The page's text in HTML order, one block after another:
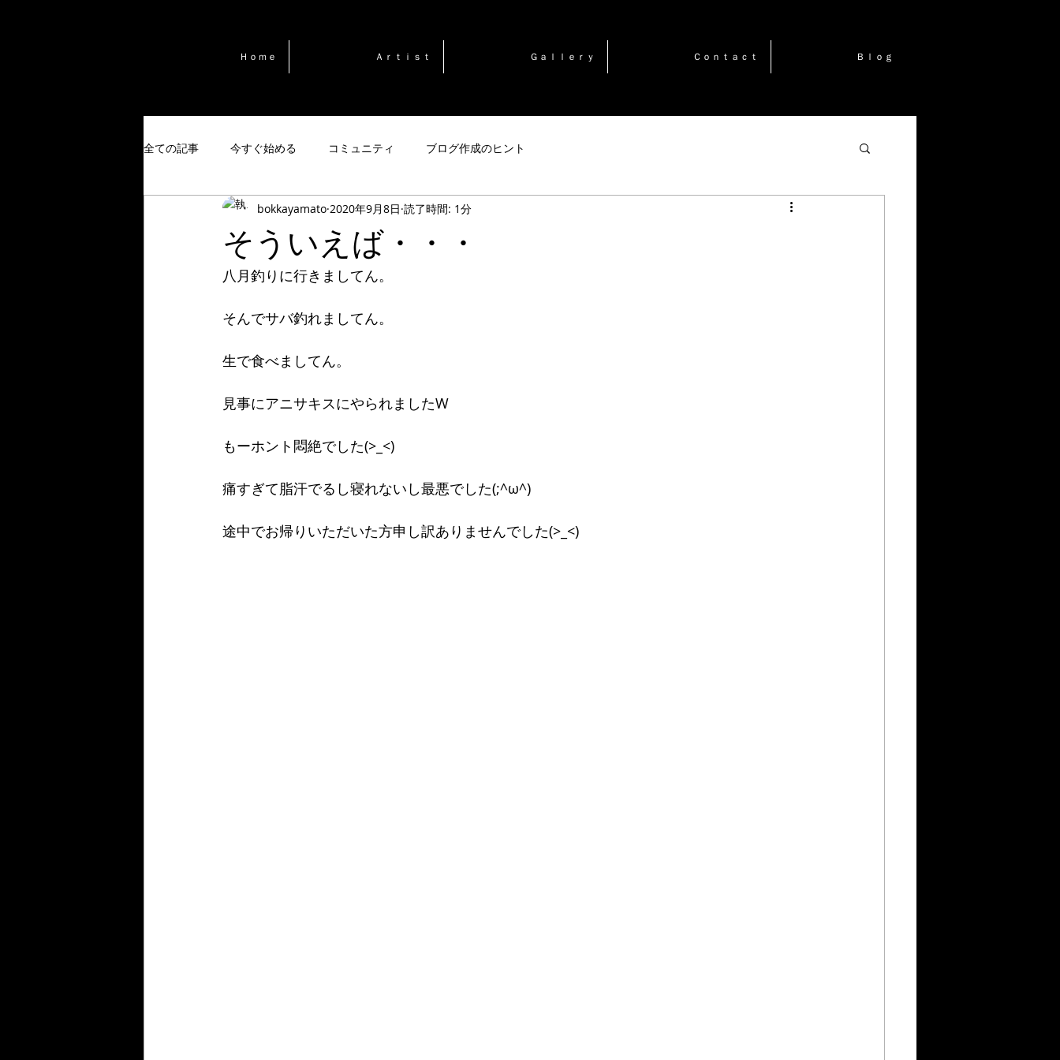
Ｈｏｍｅ Ａｒｔｉｓｔ Ｇａｌｌｅｒｙ Ｃｏｎｔａｃｔ Ｂｌｏｇ
全ての記事 今すぐ始める コミュニティ ブログ作成のヒント
そういえば・・・
bokkayamato 2020年9月8日 読了時間: 1分
八月釣りに行きましてん。
そんでサバ釣れましてん。
生で食べましてん。
見事にアニサキスにやられましたW
もーホント悶絶でした(>_<)
痛すぎて脂汗でるし寝れないし最悪でした(;^ω^)
途中でお帰りいただいた方申し訳ありませんでした(>_<)